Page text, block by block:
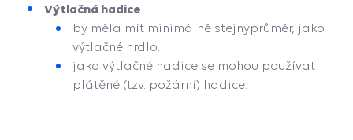
Výtlačná hadice
by měla mít minimálně stejnýprůměr, jako
výtlačné hrdlo.
jako výtlačné hadice se mohou používat
plátěné (tzv. požární) hadice.